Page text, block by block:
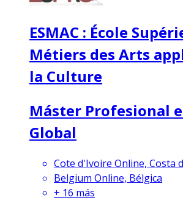
ESMAC : École
Métiers des Arts
la Culture
Máster Profesional
Global
Cote d'Ivoire Online, Costa
Belgium Online, Bélgica
+ 16 más